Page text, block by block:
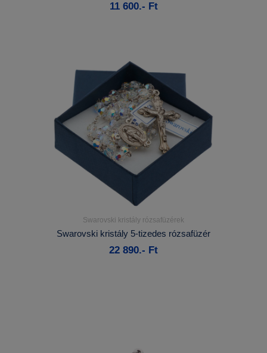
11 600.- Ft
Részletek...
Kosárba
Swarovski kristály rózsafüzérek
Swarovski kristály 5-tizedes rózsafüzér
22 890.- Ft